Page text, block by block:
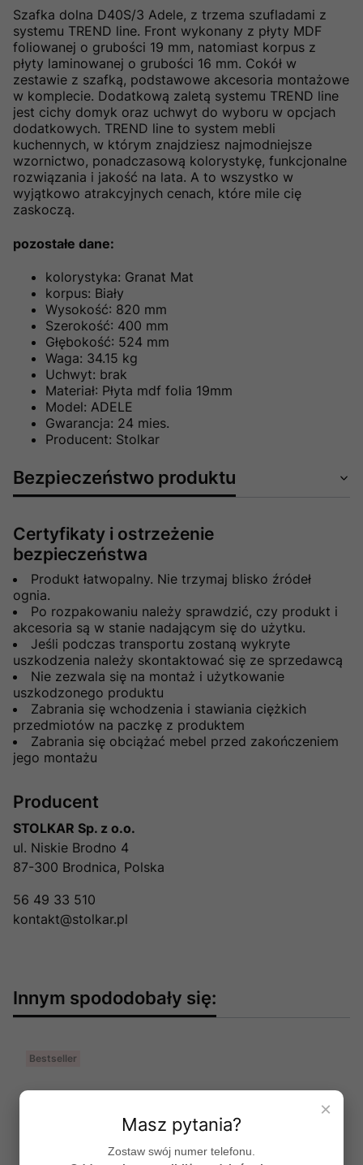
Szafka dolna D40S/3 Adele, z trzema szufladami z
systemu TREND line. Front wykonany z płyty MDF
foliowanej o grubości 19 mm, natomiast korpus z
płyty laminowanej o grubości 16 mm. Cokół w
zestawie z szafką, podstawowe akcesoria montażowe
w komplecie. Dodatkową zaletą systemu TREND line
jest cichy domyk oraz uchwyt do wyboru w opcjach
dodatkowych. TREND line to system mebli
kuchennych, w którym znajdziesz najmodniejsze
wzornictwo, ponadczasową kolorystykę, funkcjonalne
rozwiązania i jakość na lata. A to wszystko w
wyjątkowo atrakcyjnych cenach, które mile cię
zaskoczą.
pozostałe dane:
kolorystyka: Granat Mat
korpus: Biały
Wysokość: 820 mm
Szerokość: 400 mm
Głębokość: 524 mm
Waga: 34.15 kg
Uchwyt: brak
Materiał: Płyta mdf folia 19mm
Model: ADELE
Gwarancja: 24 mies.
Producent: Stolkar
Bezpieczeństwo produktu
Certyfikaty i ostrzeżenie
bezpieczeństwa
Produkt łatwopalny. Nie trzymaj blisko źródeł
ognia.
Po rozpakowaniu należy sprawdzić, czy produkt i
akcesoria są w stanie nadającym się do użytku.
Jeśli podczas transportu zostaną wykryte
uszkodzenia należy skontaktować się ze sprzedawcą
Nie zezwala się na montaż i użytkowanie
uszkodzonego produktu
Zabrania się wchodzenia i stawiania ciężkich
przedmiotów na paczkę z produktem
Zabrania się obciążać mebel przed zakończeniem
jego montażu
Producent
STOLKAR Sp. z o.o.
ul. Niskie Brodno 4
87-300 Brodnica, Polska
56 49 33 510
kontakt@stolkar.pl
Innym spododobały się:
Bestseller
×
Masz pytania?
Zostaw swój numer telefonu.